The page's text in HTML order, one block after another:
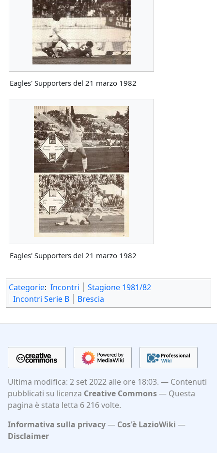
Eagles' Supporters del 21 marzo 1982
Eagles' Supporters del 21 marzo 1982
Categorie: Incontri
Stagione 1981/82
Incontri Serie B
Brescia
Ultima modifica: 2 set 2022 alle ore 18:03.
Contenuti
pubblicati su licenza Creative Commons
Questa
pagina è stata letta 6 216 volte.
Informativa sulla privacy
Cos'è LazioWiki
Disclaimer